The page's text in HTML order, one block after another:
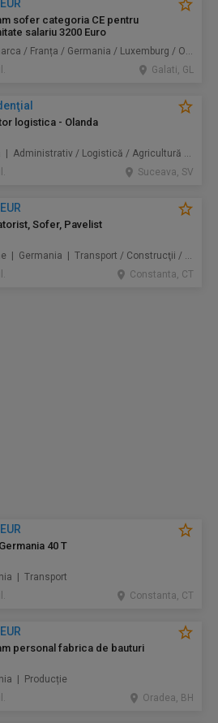
sofer categoria CE pentru
salariu 3200 Euro
Danemarca / Franța / Germania / Luxemburg / Olanda | Transport
Galati, GL
logistica - Olanda
Olanda | Administrativ / Logistică / Agricultură / Silvicultură / Prestări servicii / Producție /
Suceava, SV
Sofer, Pavelist
Full time | Germania | Transport / Construcţii / Amenajări
Constanta, CT
40 T
| Transport
Constanta, CT
personal fabrica de bauturi
| Producție
Oradea, BH